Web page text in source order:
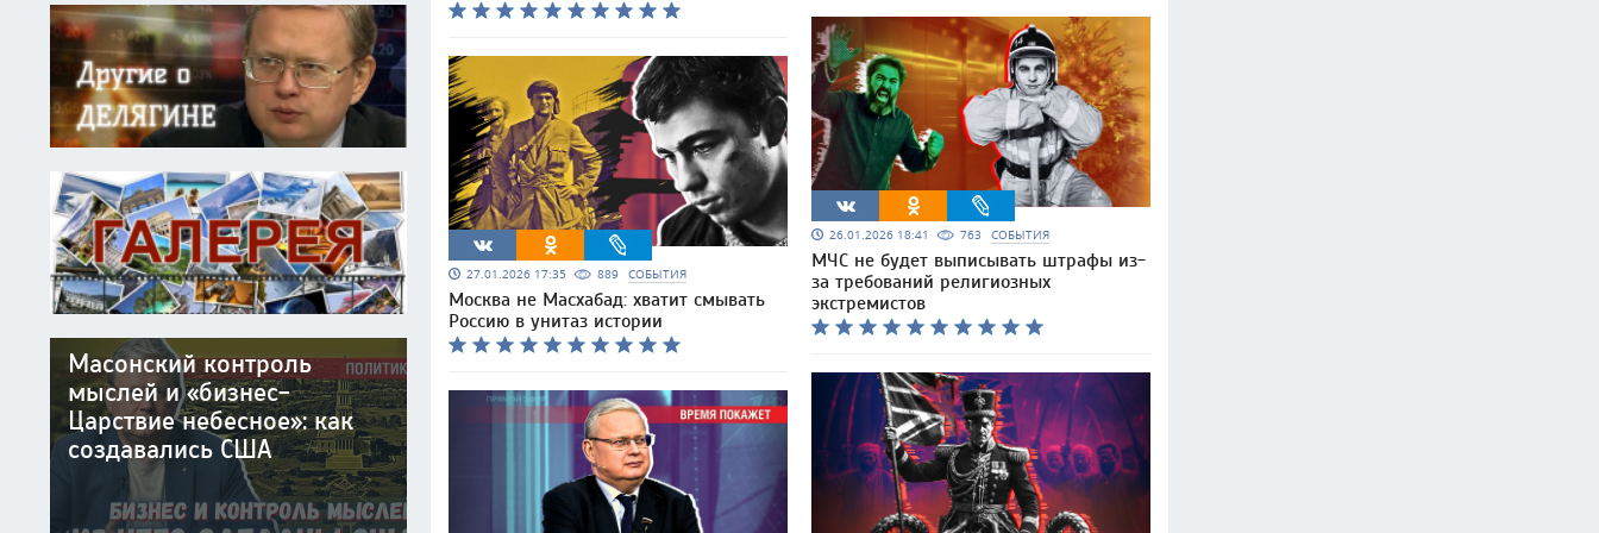
Масонский контроль
мыслей и «бизнес-
Царствие небесное»: как
создавались США
27.01.2026 17:35 889 СОБЫТИЯ
Москва не Масхабад: хватит смывать
Россию в унитаз истории
26.01.2026 18:41 763 СОБЫТИЯ
МЧС не будет выписывать штрафы из-
за требований религиозных
экстремистов